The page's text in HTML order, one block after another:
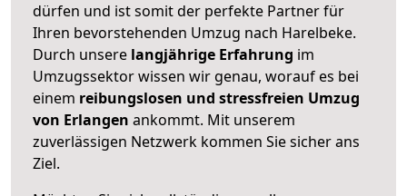
dürfen und ist somit der perfekte Partner für
Ihren bevorstehenden Umzug nach Harelbeke.
Durch unsere langjährige Erfahrung im
Umzugssektor wissen wir genau, worauf es bei
einem reibungslosen und stressfreien Umzug
von Erlangen ankommt. Mit unserem
zuverlässigen Netzwerk kommen Sie sicher ans
Ziel.